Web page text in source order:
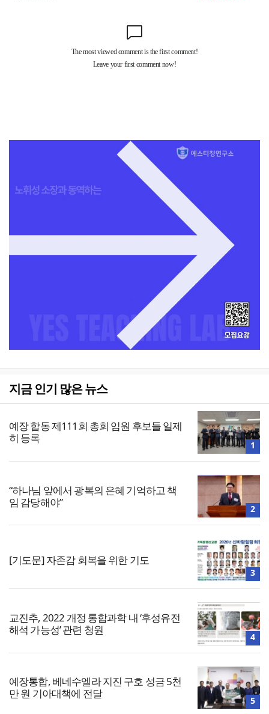
지금 인기 많은 뉴스
예장 합동 제111회 총회 임원 후보들 일제
히 등록
1
“하나님 앞에서 광복의 은혜 기억하고 책
임 감당해야”
2
[기도문] 자존감 회복을 위한 기도
3
교진추, 2022 개정 통합과학 내 ‘후성유전
해석 가능성’ 관련 청원
4
예장통합, 베네수엘라 지진 구호 성금 5천
만 원 기아대책에 전달
5